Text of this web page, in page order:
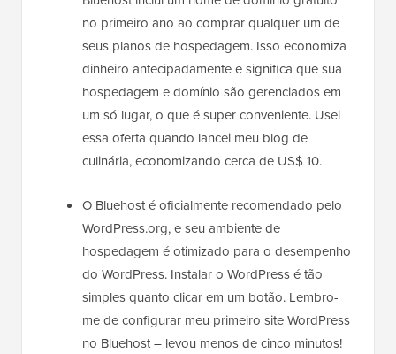
no primeiro ano ao comprar qualquer um de
seus planos de hospedagem. Isso economiza
dinheiro antecipadamente e significa que sua
hospedagem e domínio são gerenciados em
um só lugar, o que é super conveniente. Usei
essa oferta quando lancei meu blog de
culinária, economizando cerca de US$ 10.
O Bluehost é oficialmente recomendado pelo
WordPress.org, e seu ambiente de
hospedagem é otimizado para o desempenho
do WordPress. Instalar o WordPress é tão
simples quanto clicar em um botão. Lembro-
me de configurar meu primeiro site WordPress
no Bluehost – levou menos de cinco minutos!